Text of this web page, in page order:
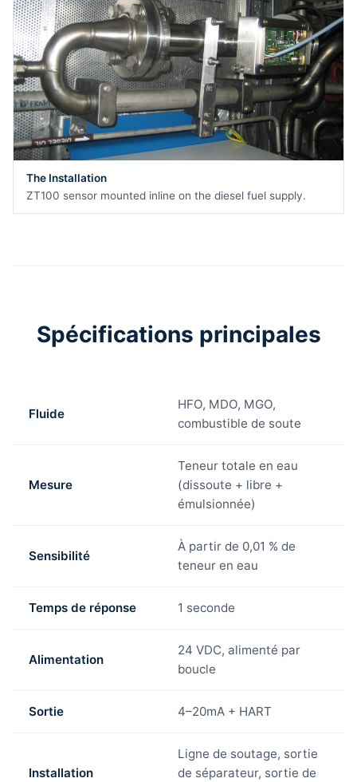
The Installation
ZT100 sensor mounted inline on the diesel fuel supply.
Spécifications principales
Fluide
HFO, MDO, MGO,
combustible de soute
Mesure
Teneur totale en eau
(dissoute + libre +
émulsionnée)
Sensibilité
À partir de 0,01 % de
teneur en eau
Temps de réponse 1 seconde
Alimentation
24 VDC, alimenté par
boucle
Sortie 4–20mA + HART
Installation
Ligne de soutage, sortie
de séparateur, sortie de